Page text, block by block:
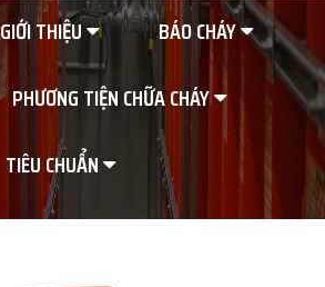
GIỚI THIỆU
BÁO CHÁY
PHƯƠNG TIỆN CHỮA CHÁY
TIÊU CHUẨN